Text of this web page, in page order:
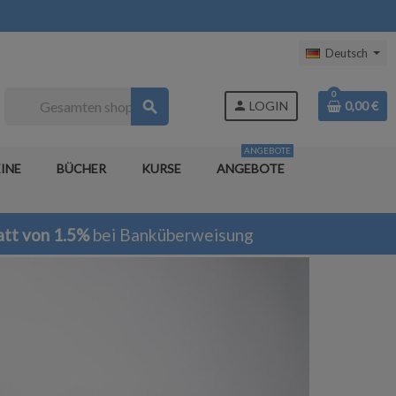
Deutsch
search person LOGIN
0
0,00 €
BÜCHER KURSE ANGEBOTE
ANGEBOTE
von 1.5%bei Banküberweisung